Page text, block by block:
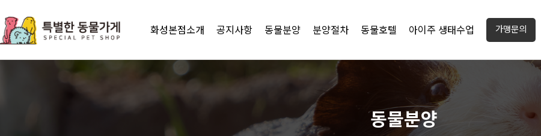
화성본점소개 공지사항 동물분양 분양절차 동물호텔 아이주 생태수업 가맹문의
동물분양